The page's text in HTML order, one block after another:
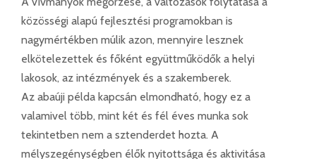
közösségi alapú fejlesztési programokban is
nagymértékben múlik azon, mennyire lesznek
elkötelezettek és főként együttműködők a helyi
lakosok, az intézmények és a szakemberek.
Az abaúji példa kapcsán elmondható, hogy ez a
valamivel több, mint két és fél éves munka sok
tekintetben nem a sztenderdet hozta. A
mélyszegénységben élők nyitottsága és aktivitása